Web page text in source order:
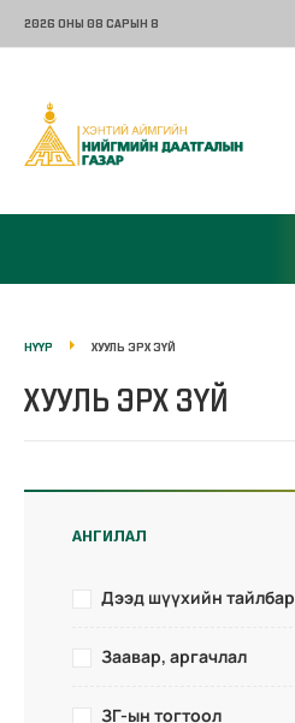
2026 ОНЫ 08 САРЫН 8
НҮҮР ХУУЛЬ ЭРХ ЗҮЙ
ХУУЛЬ ЭРХ ЗҮЙ
АНГИЛАЛ
Дээд шүүхийн тайлбар
Заавар, аргачлал
ЗГ-ын тогтоол